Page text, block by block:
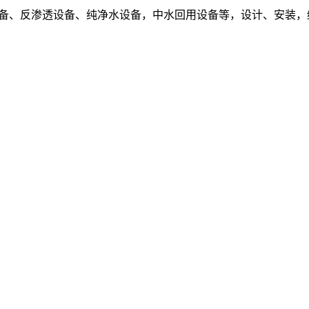
反渗透设备、纯净水设备，中水回用设备等，设计、安装，